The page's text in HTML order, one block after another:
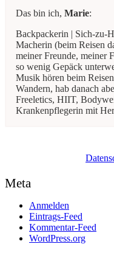
Das bin ich, Marie:
Backpackerin | Sich-zu-
Macherin (beim Reisen
meiner Freunde, meiner
so wenig Gepäck
Musik hören beim
Wandern, hab danach
Freeletics, HIIT,
Krankenpflegerin mit
Meta
Anmelden
Eintrags-Feed
Kommentar-Feed
WordPress.org